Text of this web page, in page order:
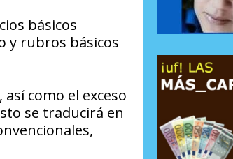
básicos
y rubros básicos
como el exceso
se traducirá en